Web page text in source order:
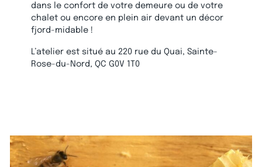
dans le confort de votre demeure ou de votre
chalet ou encore en plein air devant un décor
fjord-midable !
L’atelier est situé au 220 rue du Quai, Sainte-
Rose-du-Nord, QC G0V 1T0